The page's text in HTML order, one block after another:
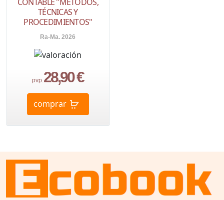
TÉCNICAS Y
PROCEDIMIENTOS"
Ra-Ma. 2026
pvp.28,90 €
comprar